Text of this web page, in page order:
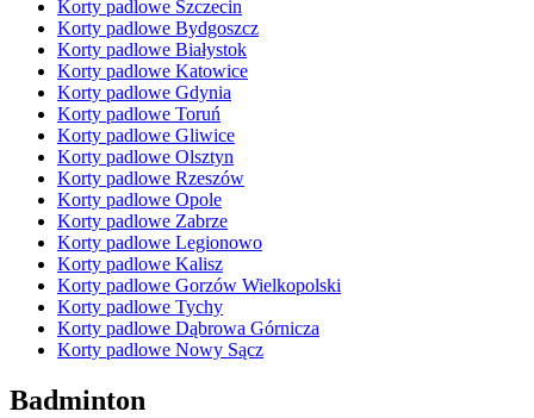
Korty padlowe Szczecin
Korty padlowe Bydgoszcz
Korty padlowe Białystok
Korty padlowe Katowice
Korty padlowe Gdynia
Korty padlowe Toruń
Korty padlowe Gliwice
Korty padlowe Olsztyn
Korty padlowe Rzeszów
Korty padlowe Opole
Korty padlowe Zabrze
Korty padlowe Legionowo
Korty padlowe Kalisz
Korty padlowe Gorzów Wielkopolski
Korty padlowe Tychy
Korty padlowe Dąbrowa Górnicza
Korty padlowe Nowy Sącz
Badminton